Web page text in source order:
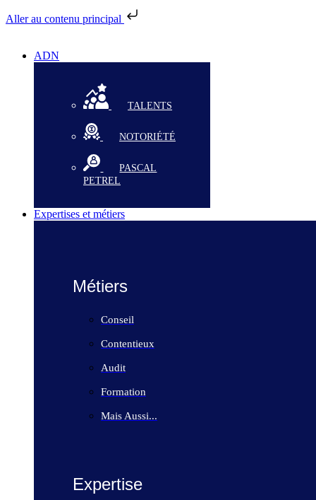
Aller au contenu principal
ADN
TALENTS
NOTORIÉTÉ
PASCAL
PETREL
Expertises et métiers
Métiers
Conseil
Contentieux
Audit
Formation
Mais Aussi...
Expertise